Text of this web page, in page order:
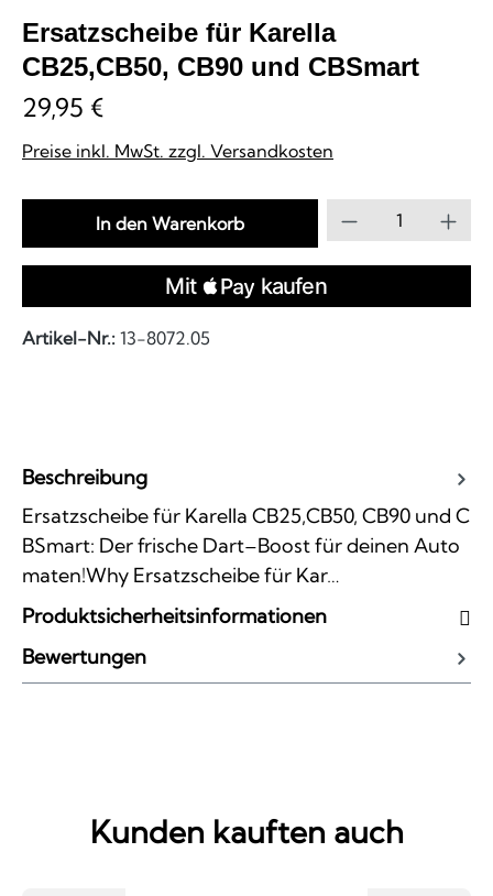
Ersatzscheibe für Karella
CB25,CB50, CB90 und CBSmart
29,95 €
Preise inkl. MwSt. zzgl. Versandkosten
Produkt
In den Warenkorb
Artikel-Nr.: 13-8072.05
Beschreibung
Ersatzscheibe für Karella CB25,CB50, CB90 und C
BSmart: Der frische Dart–Boost für deinen Auto
maten!Why Ersatzscheibe für Kar…
Produktsicherheitsinformationen
Bewertungen
Kunden kauften auch